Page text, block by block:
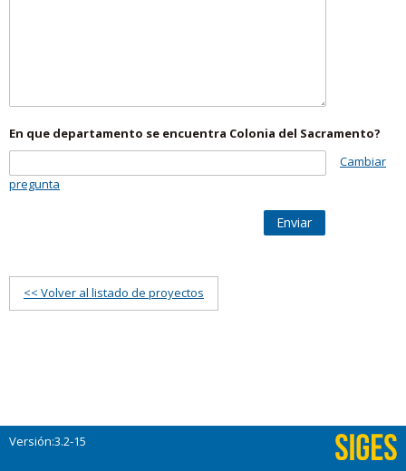
En que departamento se encuentra Colonia del Sacramento?
Cambiar
pregunta
Enviar
<< Volver al listado de proyectos
Versión:3.2-15